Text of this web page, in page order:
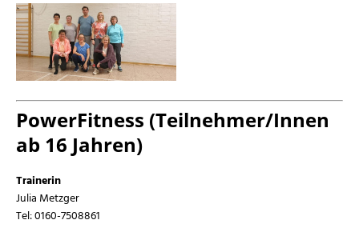
PowerFitness (Teilnehmer/Innen
ab 16 Jahren)
Trainerin
Julia Metzger
Tel: 0160-7508861